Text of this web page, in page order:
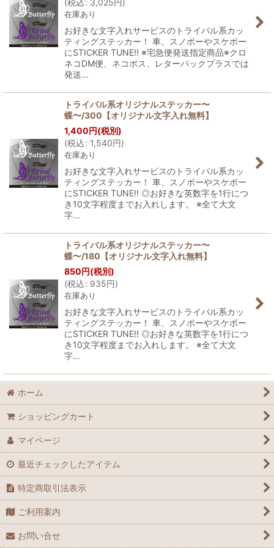
(税込: 3,025円)
在庫あり
お好きな文字入れサービスのトライバル系カッ
ティングステッカー！ 車、スノボーやスケボー
にSTICKER TUNE!! ※宅急便発送指定商品※クロ
ネコDM便、ネコポス、レターパックプラスでは
発送…
トライバル系オリジナルステッカー〜
蝶〜/300【オリジナル文字入れ無料】
1,400円(税別)
(税込: 1,540円)
在庫あり
お好きな文字入れサービスのトライバル系カッ
ティングステッカー！ 車、スノボーやスケボー
にSTICKER TUNE!! ◎お好きな英数字を1行につ
き10文字程度までお入れします。 ※全て大文
字…
トライバル系オリジナルステッカー〜
蝶〜/180【オリジナル文字入れ無料】
850円(税別)
(税込: 935円)
在庫あり
お好きな文字入れサービスのトライバル系カッ
ティングステッカー！ 車、スノボーやスケボー
にSTICKER TUNE!! ◎お好きな英数字を1行につ
き10文字程度までお入れします。 ※全て大文
字…
ホーム
ショッピングカート
マイページ
最近チェックしたアイテム
特定商取引法表示
ご利用案内
お問い合せ